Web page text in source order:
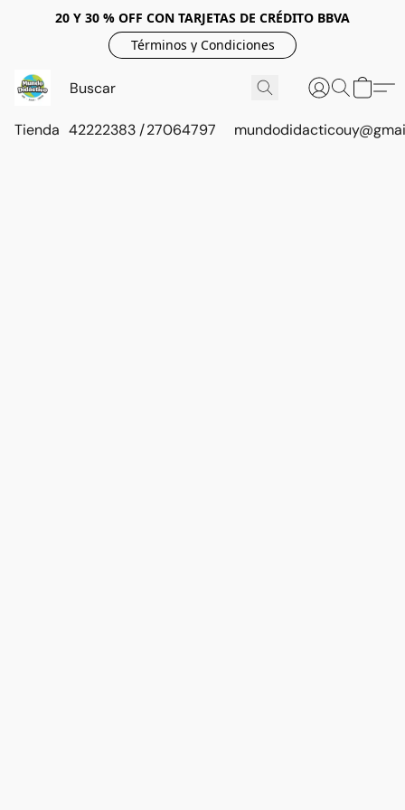
20 Y 30 % OFF CON TARJETAS DE CRÉDITO BBVA
Términos y Condiciones
Tienda 42222383 / 27064797